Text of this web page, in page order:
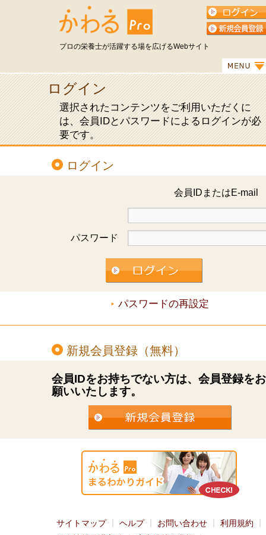
プロの栄養士が活躍する場を広げるWebサイト
ログイン
選択されたコンテンツをご利用いただくに
は、会員IDとパスワードによるログインが必
要です。
ログイン
会員IDまたはE-
パスワード
パスワードの再設定
新規会員登録（無料）
会員IDをお持ちでない方は、会員登録をお
願いいたします。
サイトマップ ヘルプ お問い合わせ
利用規約